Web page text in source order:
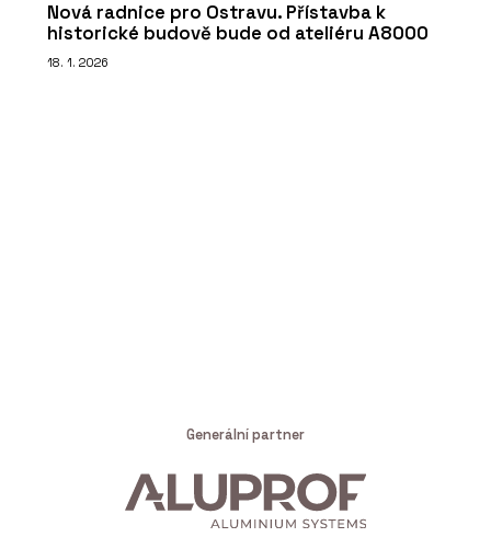
Nová radnice pro Ostravu. Přístavba k
historické budově bude od ateliéru A8000
18. 1. 2026
Generální partner